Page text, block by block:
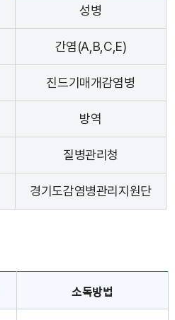
성병
간염(A,B,C,E)
진드기매개감염병
방역
질병관리청
경기도감염병관리지원단
소독방법